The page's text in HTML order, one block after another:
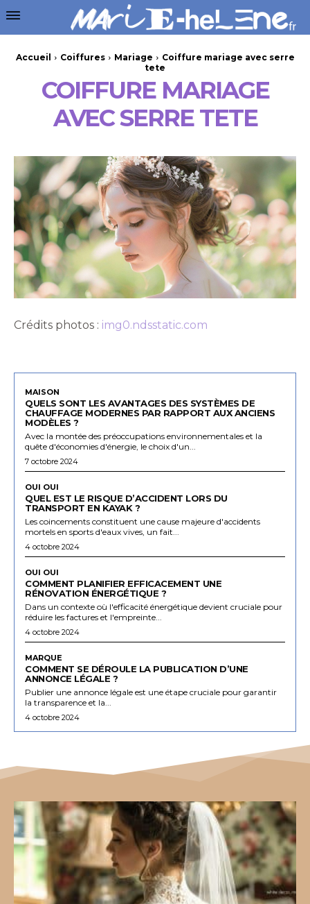
Accueil Coiffures Mariage
Coiffure mariage avec serre
tete
COIFFURE MARIAGE
AVEC SERRE TETE
Crédits photos : img0.ndsstatic.com
MAISON
QUELS SONT LES AVANTAGES DES SYSTÈMES DE
CHAUFFAGE MODERNES PAR RAPPORT AUX ANCIENS
MODÈLES ?
Avec la montée des préoccupations environnementales et la
quête d'économies d'énergie, le choix d'un...
7 octobre 2024
OUI OUI
QUEL EST LE RISQUE D’ACCIDENT LORS DU
TRANSPORT EN KAYAK ?
Les coincements constituent une cause majeure d'accidents
mortels en sports d'eaux vives, un fait...
4 octobre 2024
OUI OUI
COMMENT PLANIFIER EFFICACEMENT UNE
RÉNOVATION ÉNERGÉTIQUE ?
Dans un contexte où l'efficacité énergétique devient cruciale pour
réduire les factures et l'empreinte...
4 octobre 2024
MARQUE
COMMENT SE DÉROULE LA PUBLICATION D’UNE
ANNONCE LÉGALE ?
Publier une annonce légale est une étape cruciale pour garantir
la transparence et la...
4 octobre 2024